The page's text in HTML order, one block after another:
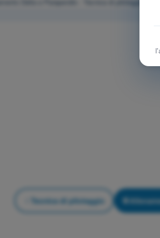
Tecnica di pilotaggio